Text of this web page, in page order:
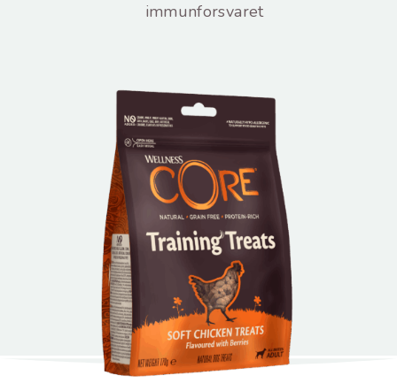
immunforsvaret